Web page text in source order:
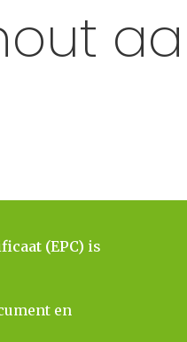
(EPC) is
en